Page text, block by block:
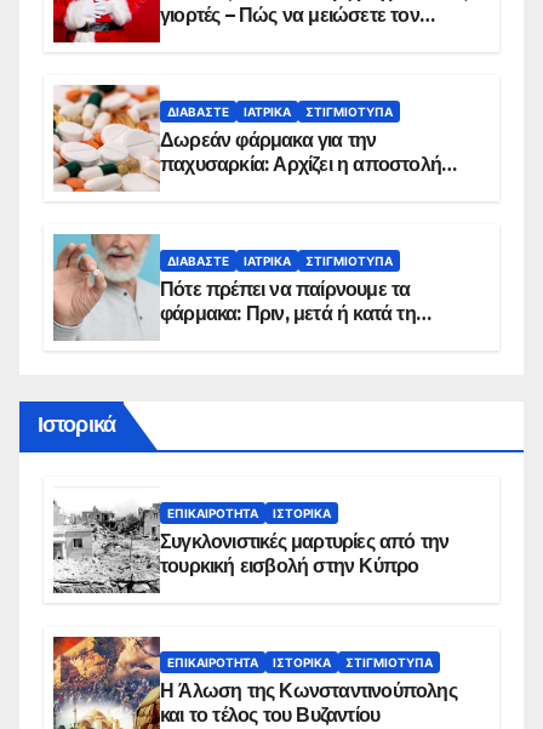
γιορτές – Πώς να μειώσετε τον
ΔΙΑΒΆΣΤΕ ΙΑΤΡΙΚΆ ΣΤΙΓΜΙΌΤΥΠΑ
Δωρεάν φάρμακα για την
παχυσαρκία: Αρχίζει η αποστολή
ΔΙΑΒΆΣΤΕ ΙΑΤΡΙΚΆ ΣΤΙΓΜΙΌΤΥΠΑ
Πότε πρέπει να παίρνουμε τα
φάρμακα: Πριν, μετά ή κατά τη
Ιστορικά
ΕΠΙΚΑΙΡΌΤΗΤΑ ΙΣΤΟΡΙΚΆ
Συγκλονιστικές μαρτυρίες από την
τουρκική εισβολή στην Κύπρο
ΕΠΙΚΑΙΡΌΤΗΤΑ ΙΣΤΟΡΙΚΆ ΣΤΙΓΜΙΌΤΥΠΑ
Η Άλωση της Κωνσταντινούπολης
και το τέλος του Βυζαντίου